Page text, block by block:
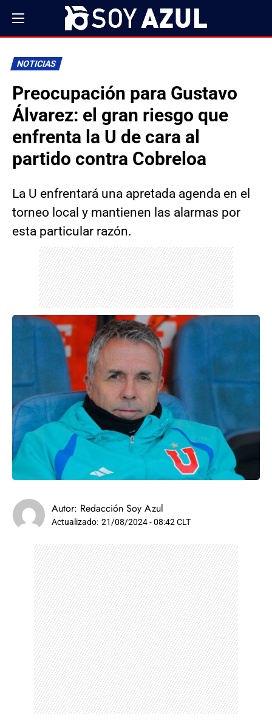
NOTICIAS
Preocupación para Gustavo
Álvarez: el gran riesgo que
enfrenta la U de cara al
partido contra Cobreloa
La U enfrentará una apretada agenda en el
torneo local y mantienen las alarmas por
esta particular razón.
Autor: Redacción Soy Azul
Actualizado: 21/08/2024 - 08:42 CLT